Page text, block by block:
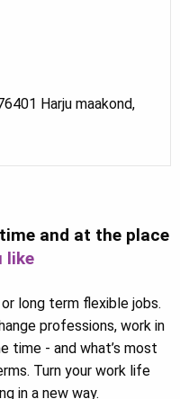
Harju maakond,
and at the place
like
long term flexible jobs.
professions, work in
time - and what’s most
Turn your work life
in a new way.